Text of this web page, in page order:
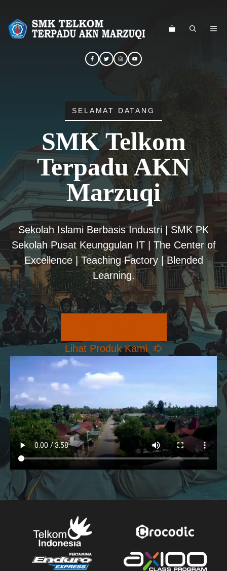
SELAMAT DATANG
SMK Telkom
Terpadu AKN
Marzuqi
Sekolah Islami Berbasis Industri | SMK PK
Sekolah Pusat Keunggulan IT | The Center of
Excellence | Teaching Factory | Blended
Learning.
Lihat Produk Kami